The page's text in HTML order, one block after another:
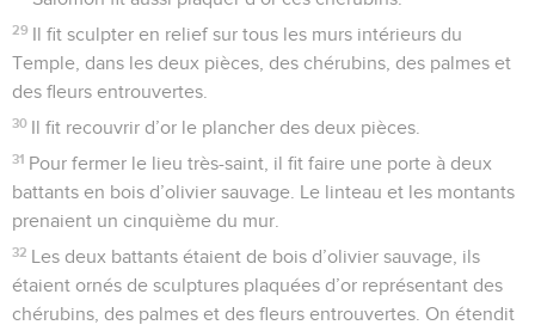
29 Il fit sculpter en relief sur tous les murs intérieurs du
Temple, dans les deux pièces, des chérubins, des palmes et
des fleurs entrouvertes.
30 Il fit recouvrir d’or le plancher des deux pièces.
31 Pour fermer le lieu très-saint, il fit faire une porte à deux
battants en bois d’olivier sauvage. Le linteau et les montants
prenaient un cinquième du mur.
32 Les deux battants étaient de bois d’olivier sauvage, ils
étaient ornés de sculptures plaquées d’or représentant des
chérubins, des palmes et des fleurs entrouvertes. On étendit